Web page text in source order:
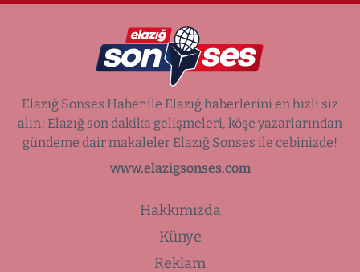
Elazığ Sonses Haber ile Elazığ haberlerini en hızlı siz
alın! Elazığ son dakika gelişmeleri, köşe yazarlarından
gündeme dair makaleler Elazığ Sonses ile cebinizde!
www.elazigsonses.com
Hakkımızda
Künye
Reklam